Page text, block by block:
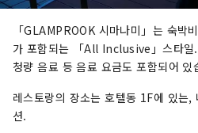
「GLAMPROOK 시마나미」는 숙박
가 포함되는 「All Inclusive」스타일
청량 음료 등 음료 요금도 포함되어 있
레스토랑의 장소는 호텔동 1F에 있는,
션.